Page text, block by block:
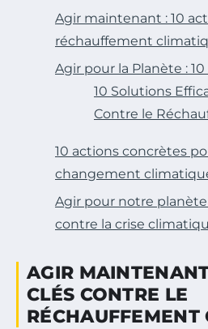
Agir maintenant : 10
réchauffement
Agir pour la Planète :
10 Solutions
Contre le
10 actions concrètes
changement
Agir pour notre
contre la crise
AGIR
CLÉS CONTRE LE
RÉCHAUFFEMENT